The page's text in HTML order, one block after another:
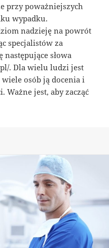
przy poważniejszych
wypadku.
nadzieję na powrót
specjalistów za
słowa
. Dla wielu ludzi jest
osób ją docenia i
jest, aby zacząć